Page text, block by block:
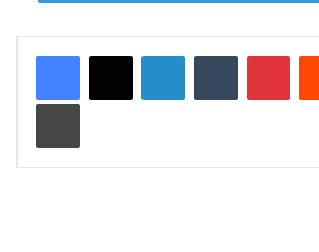
salada baby. Sucesso na casa!
Serviço Restô
Endereço: Joana Angélica, 184, Ipanema